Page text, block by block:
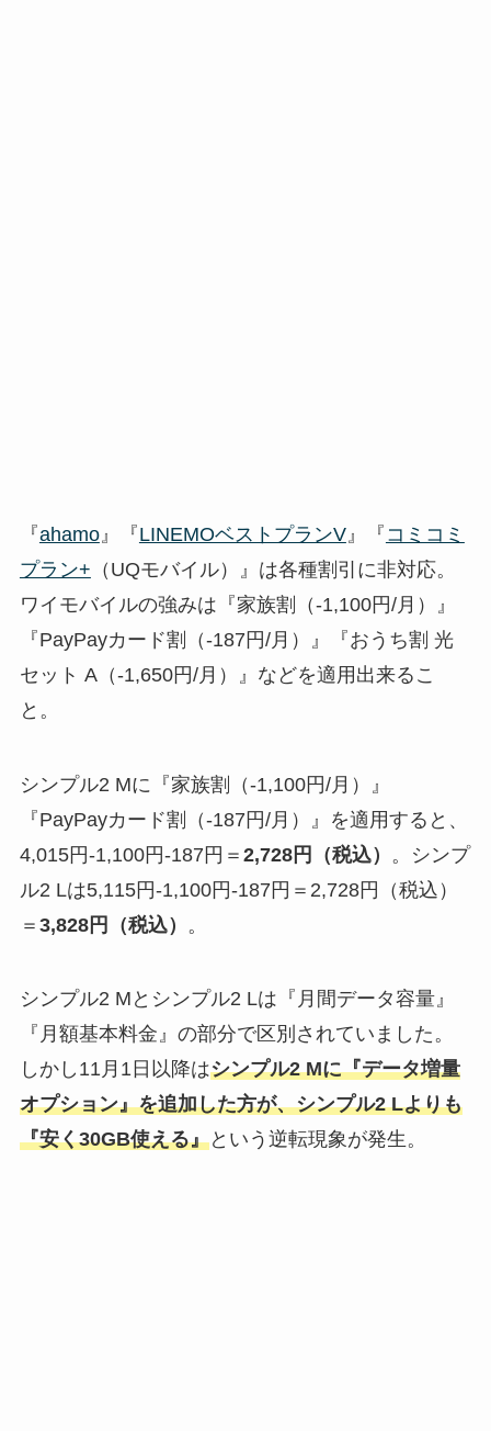
『ahamo』『LINEMOベストプランV』『 コミコミ
プラン+ （UQモバイル）』は各種割引に非対応。
ワイモバイルの強みは『家族割（-1,100円/月）』
『PayPayカード割（-187円/月）』『おうち割 光
セット A（-1,650円/月）』などを適用出来るこ
と。
シンプル2 Mに『家族割（-1,100円/月）』
『PayPayカード割（-187円/月）』を適用すると、
4,015円-1,100円-187円＝ 2,728円（税込）
。シンプ
ル2 Lは5,115円-1,100円-187円＝2,728円（税込）
＝ 3,828円（税込） 。
シンプル2 Mとシンプル2 Lは『月間データ容量』
『月額基本料金』の部分で区別されていました。
しかし11月1日以降はシンプル2 Mに『データ増量
オプション』を追加した方が、シンプル2 Lよりも
『安く30GB使える』という逆転現象が発生。